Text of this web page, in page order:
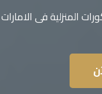
المنزلية فى الامارات